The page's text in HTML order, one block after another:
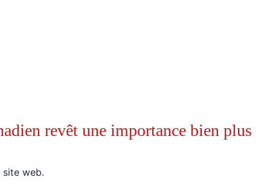
revêt une importance bien plus
web.